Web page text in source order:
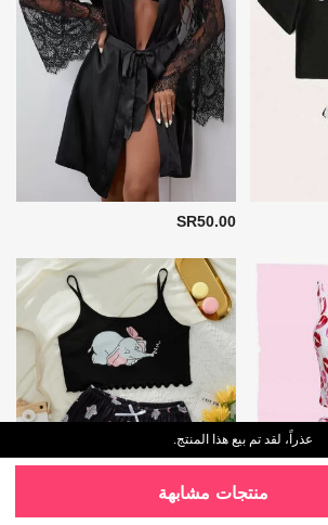
SR50.00
عذراً، لقد تم بيع هذا المنتج.
منتجات مشابهة